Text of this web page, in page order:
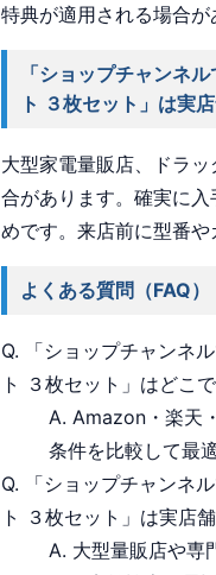
特典が適用される場合が
「ショップチャンネ
ト ３枚セット」は実
大型家電量販店、ドラ
合があります。確実に
めです。来店前に型番や
よくある質問（FAQ）
Q. 「ショップチャンネ
ト ３枚セット」はどこ
A. Amazon・楽天
条件を比較して最
Q. 「ショップチャンネ
ト ３枚セット」は実店
A. 大型量販店や専